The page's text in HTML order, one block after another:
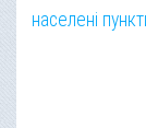
населені